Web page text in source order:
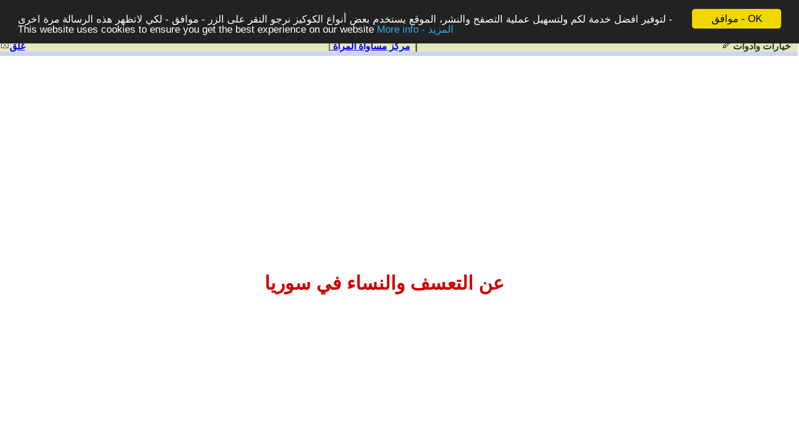
موافق - OK
لتوفير افضل خدمة لكم ولتسهيل عملية التصفح والنشر، الموقع يستخدم بعض أنواع الكوكيز نرجو النقر على الزر - موافق - لكي لاتظهر هذه الرسالة مرة اخرى -
This website uses cookies to ensure you get the best experience on our website
More info - المزيد
غلق | مركز مساواة المرأة| خيارات وادوات
عن التعسف والنساء في سوريا